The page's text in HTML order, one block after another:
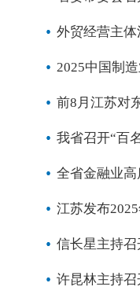
外贸经营主
2025中国制
前8月江苏对
我省召开“百
全省金融业
江苏发布
信长星主持
许昆林主持